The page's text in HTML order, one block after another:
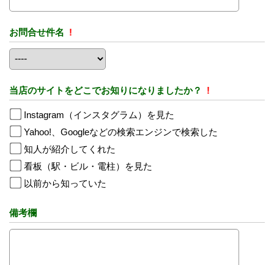
お問合せ件名 !
当店のサイトをどこでお知りになりましたか？ !
Instagram（インスタグラム）を見た
Yahoo!、Googleなどの検索エンジンで検索した
知人が紹介してくれた
看板（駅・ビル・電柱）を見た
以前から知っていた
備考欄